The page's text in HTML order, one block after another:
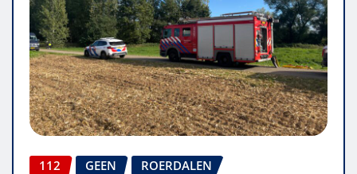
112 GEEN ROERDALEN